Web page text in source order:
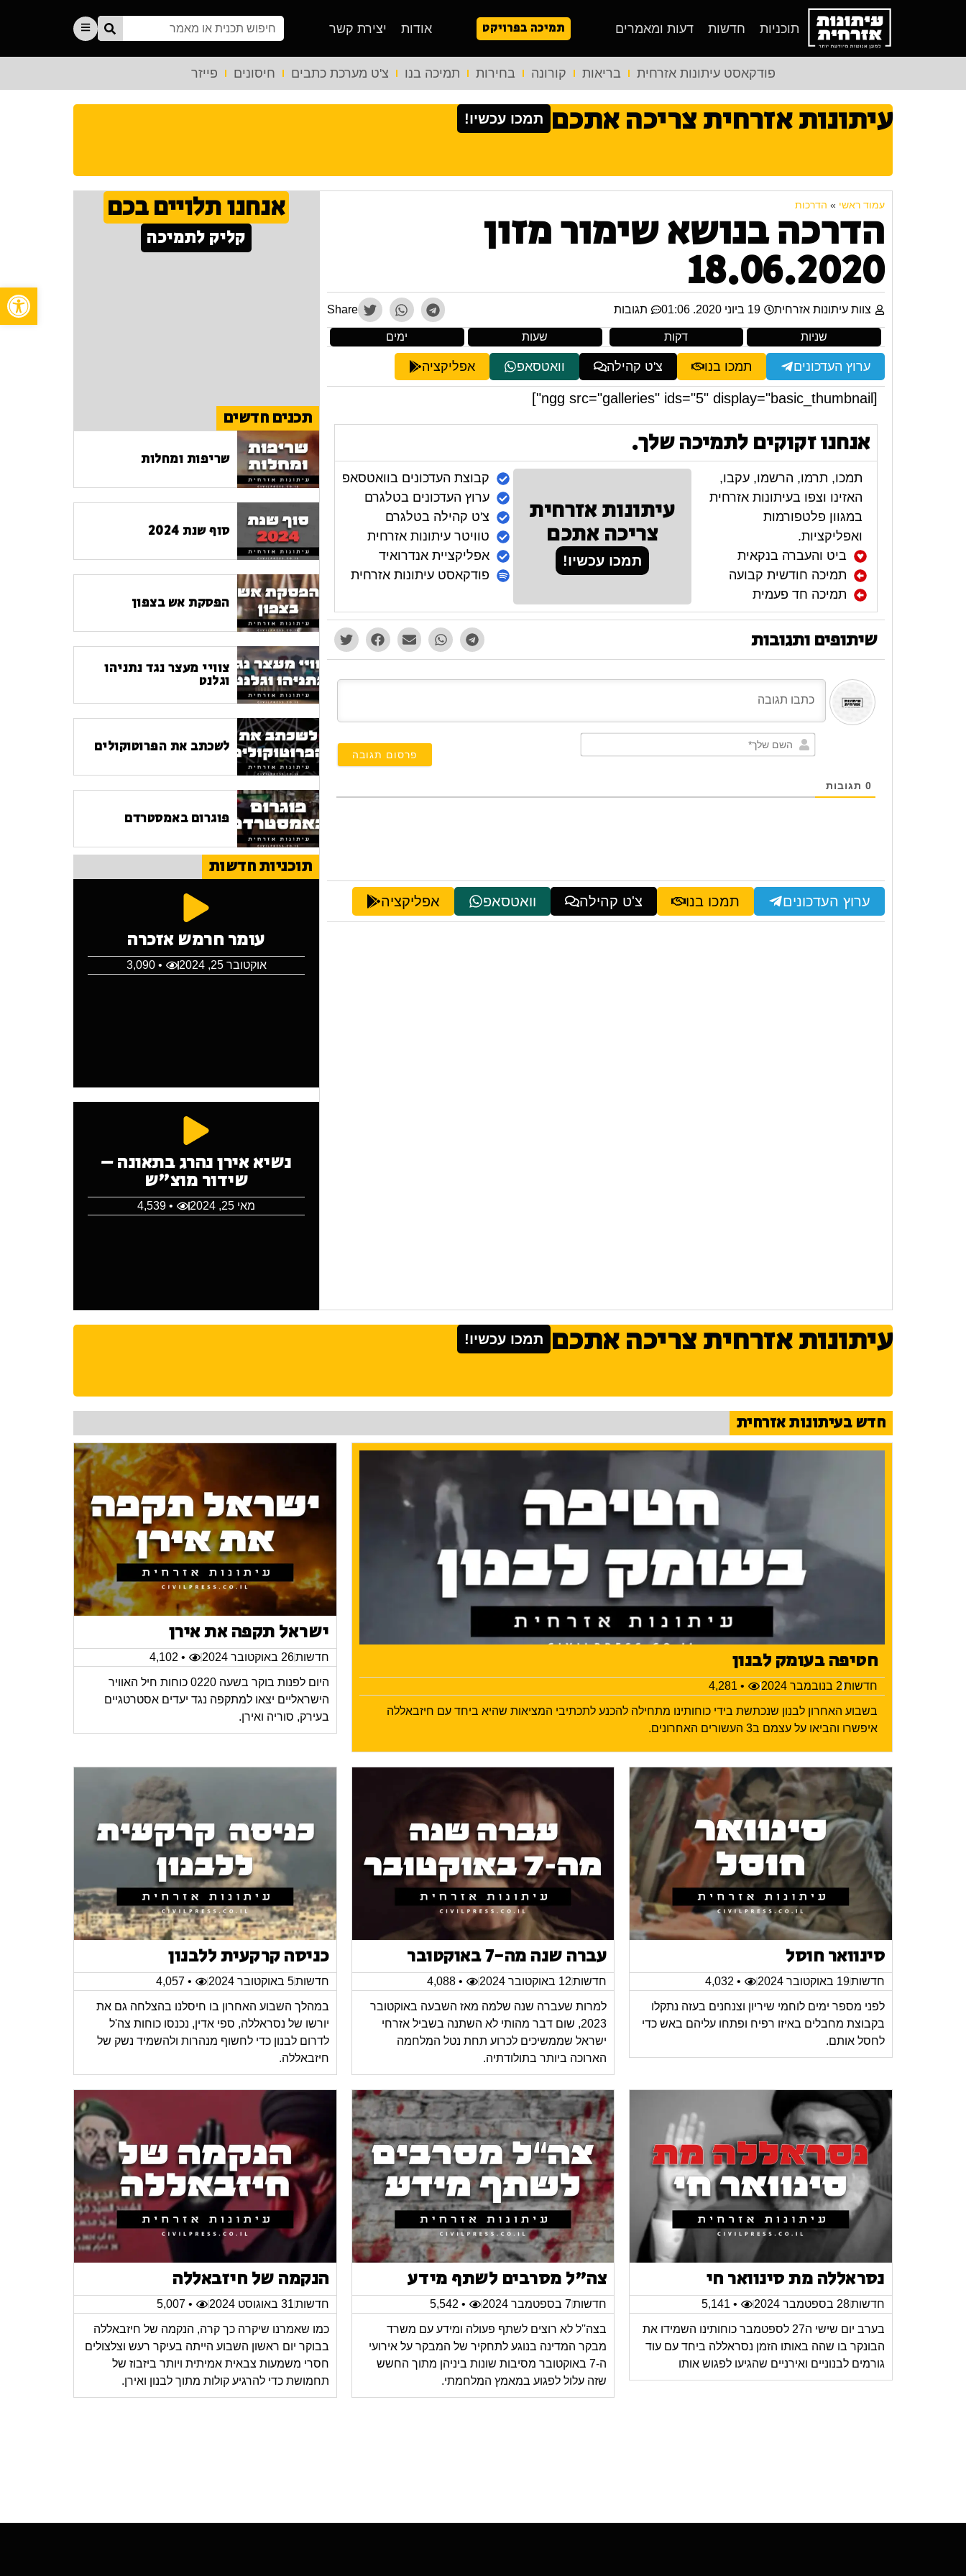
תוכניות חדשות דעות ומאמרים תמיכה בפרויקט אודות יצירת קשר
פודקאסט עיתונות אזרחית בריאות קורונה בחירות תמיכה בנו צ'ט מערכת כתבים חיסונים פייזר
עיתונות אזרחית צריכה אתכם תמכו עכשיו!
עמוד ראשי » הדרכות
הדרכה בנושא שימור מזון
18.06.2020
צוות עיתונות אזרחית 19 ביוני 2020. 01:06 תגובות Share
ימים שעות דקות שניות
ערוץ העדכונים תמכו בנו צ'ט קהילה וואטסאפ אפליקציה
[ngg src="galleries" ids="5" display="basic_thumbnail"]
אנחנו זקוקים לתמיכה שלך.
תמכו, תרמו, הרשמו, עקבו,
האזינו וצפו בעיתונות אזרחית
במגוון פלטפורמות
ואפליקציות.
ביט והעברה בנקאית
תמיכה חודשית קבועה
תמיכה חד פעמית
עיתונות אזרחית
צריכה אתכם
תמכו עכשיו!
קבוצת העדכונים בוואטסאפ
ערוץ העדכונים בטלגרם
צ'ט קהילה בטלגרם
טוויטר עיתונות אזרחית
אפליקציית אנדרואיד
פודקאסט עיתונות אזרחית
שיתופים ותגובות
השם
0 תגובות
ערוץ העדכונים תמכו בנו צ'ט קהילה וואטסאפ אפליקציה
אנחנו תלויים בכם
קליק לתמיכה
תכנים חדשים
שריפות ומחלות
סוף שנת 2024
הפסקת אש בצפון
צוויי מעצר נגד נתניהו
וגלנט
לשכתב את הפרוטוקולים
פוגרום באמסטרדם
תוכניות חדשות
עומר חרמש אזכרה
אוקטובר 25, 2024 • 3,090
נשיא אירן נהרג בתאונה –
שידור מוצ"ש
מאי 25, 2024 • 4,539
עיתונות אזרחית צריכה אתכם תמכו עכשיו!
חדש בעיתונות אזרחית
חטיפה בעומק לבנון
חדשות2 בנובמבר 2024 • 4,281
בשבוע האחרון לבנון שנכתשת בידי כוחותינו מתחילה להכנע לתכתיבי המציאות שהיא ביחד עם חיזבאללה
איפשרו והביאו על עצמם ב3 העשורים האחרונים.
ישראל תקפה את אירן
חדשות26 באוקטובר 2024 • 4,102
היום לפנות בוקר בשעה 0220 כוחות חיל האוויר
הישראליים יצאו למתקפה נגד יעדים אסטרטגיים
בעירק, סוריה ואירן.
סינוואר חוסל
חדשות19 באוקטובר 2024 • 4,032
לפני מספר ימים לוחמי שיריון וצנחנים בעזה נתקלו
בקבוצת מחבלים באיזו רפיח ופתחו עליהם באש כדי
לחסל אותם.
עברה שנה מה-7 באוקטובר
חדשות12 באוקטובר 2024 • 4,088
למרות שעברה שנה שלמה מאז השבעה באוקטובר
2023, שום דבר מהותי לא השתנה בשביל אזרחי
ישראל שממשיכים לכרוע תחת נטל המלחמה
הארוכה ביותר בתולודתיה.
כניסה קרקעית ללבנון
חדשות5 באוקטובר 2024 • 4,057
במהלך השבוע האחרון בו חיסלנו בהצלחה גם את
יורשו של נסראללה, ספי אדין, נכנסו כוחות צה'ל
לדרום לבנון כדי לחשוף מנהרות ולהשמיד נשק של
חיזבאללה.
נסראללה מת סינוואר חי
חדשות28 בספטמבר 2024 • 5,141
בערב יום שישי ה27 לספטמבר כוחותינו השמידו את
הבונקר בו שהה באותו הזמן נסראללה ביחד עם עוד
גורמים לבנוניים ואירניים שהגיעו לפגוש אותו
צה"ל מסרבים לשתף מידע
חדשות7 בספטמבר 2024 • 5,542
בצה''ל לא רוצים לשתף פעולה ומידע עם משרד
מבקר המדינה בנוגע לתחקיר של המבקר על אירועי
ה-7 באוקטובר מסיבות שונות ביניהן מתוך החשש
שזה עלול לפגוע במאמץ המלחמתי.
הנקמה של חיזבאללה
חדשות31 באוגוסט 2024 • 5,007
כמו שאמרנו שיקרה כך קרה, הנקמה של חיזבאללה
בבוקר יום ראשון השבוע הייתה בעיקר רעש וצלצולים
חסרי משמעות צבאית אמיתית ויותר ביזבוז של
תחמושת כדי להרגיע קולות מתוך לבנון ואירן.